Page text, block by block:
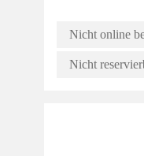
Nicht online
Nicht